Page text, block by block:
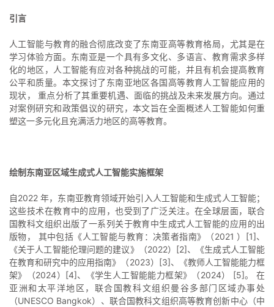
引言
人工智能与教育的融合彻底改变了东南亚高等教育格局，尤其是在
学习体验方面。东南亚是一个具有多文化、多语言、教育需求多样
化的地区，人工智能有应对各种挑战的可能，并且有机会提高教育
公平和质量。本文探讨了东南亚地区各国高等教育人工智能应用的
现状， 重点分析了其重要机遇、面临的挑战及未来发展方向。通过
对案例研究和政策倡议的研究，本文旨在全面概述人工智能如何重
塑这一多元化且充满活力地区的高等教育。
绘制东南亚区域生成式人工智能实施框架
自2022 年，东南亚教育领域开始引入人工智能和生成式人工智能；
这些技术在教育中的应用，也受到了广泛关注。在全球层面，联合
国教科文组织出版了一系列关于教育中生成式人工智能的应用的出
版物， 其中包括《人工智能与教育：决策者指南》（2021 ）[1]、
《关于人工智能伦理问题的建议》（2022）[2]、《生成式人工智能
在教育和研究中的应用指南》（2023）[3]、《教师人工智能能力框
架》（2024）[4]、《学生人工智能能力框架》（2024） [5]。 在
亚洲和太平洋地区，联合国教科文组织曼谷多部门区域办事处
（UNESCO Bangkok）、联合国教科文组织高等教育创新中心（中